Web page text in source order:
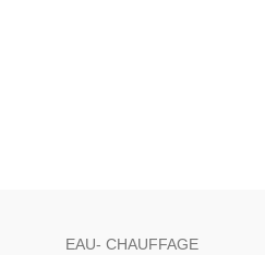
EAU- CHAUFFAGE